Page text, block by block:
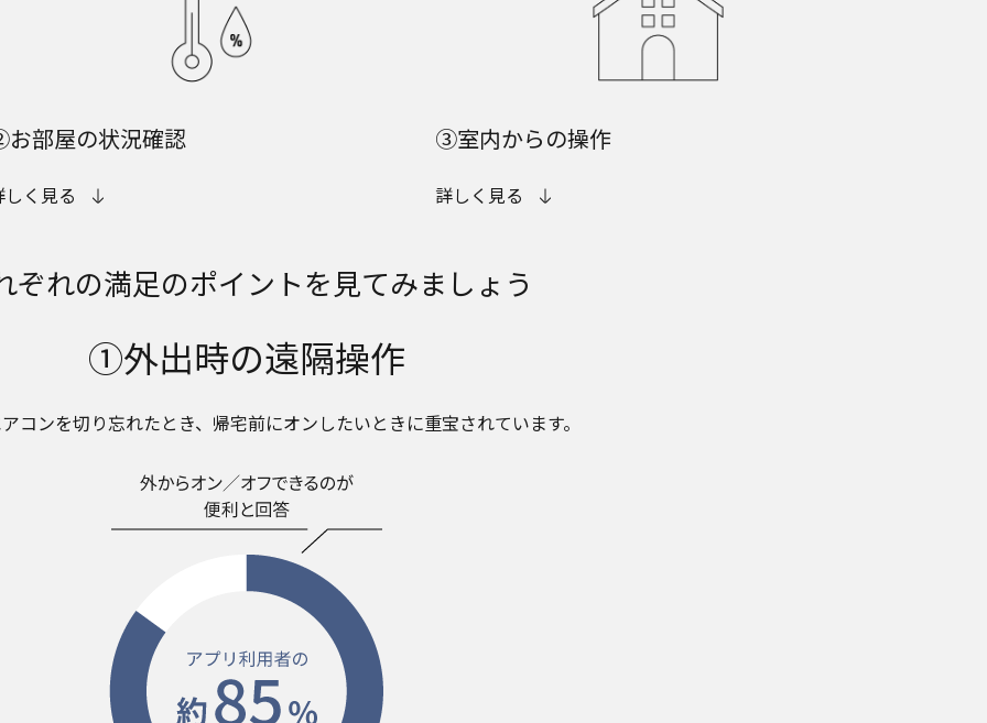
部屋の状況確認
しく見る
③室内からの操作
詳しく見る
ぞれの満足のポイントを見てみましょう
①外出時の遠隔操作
コンを切り忘れたとき、帰宅前にオンしたいときに重宝されています。